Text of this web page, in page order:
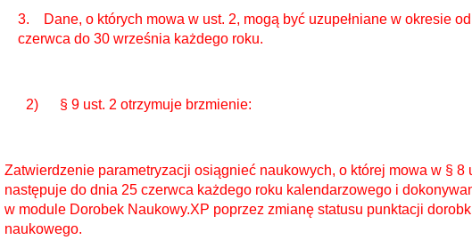
3. Dane, o których mowa w ust. 2, mogą być uzupełniane w okresie
czerwca do 30 września każdego roku.
2) § 9 ust. 2 otrzymuje brzmienie:
Zatwierdzenie parametryzacji osiągnieć naukowych, o której mowa w § 8
następuje do dnia 25 czerwca każdego roku kalendarzowego i
w module Dorobek Naukowy.XP poprzez zmianę statusu punktacji
naukowego.